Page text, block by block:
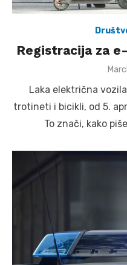
Registracija za
Laka električna
trotineti i bicikli, od 5.
To znači, kako